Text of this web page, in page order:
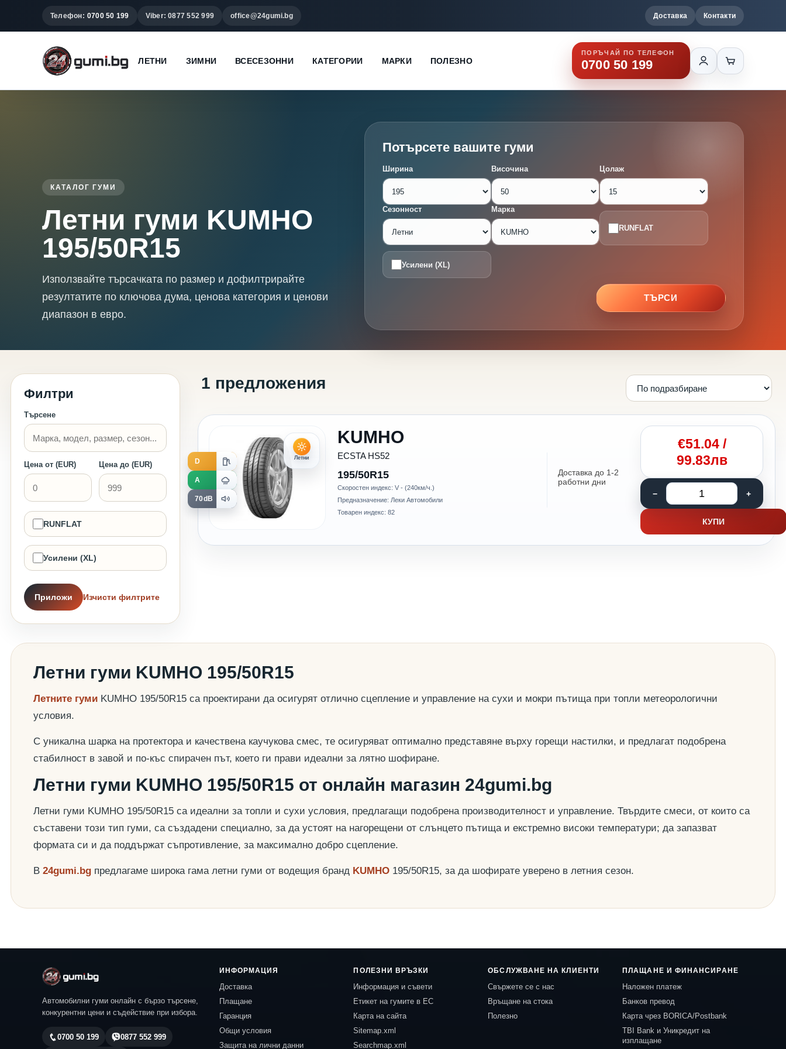
Телефон: 0700 50 199 Viber: 0877 552 999 office@24gumi.bg Доставка Контакти
ЛЕТНИ ЗИМНИ ВСЕСЕЗОННИ КАТЕГОРИИ МАРКИ ПОЛЕЗНО
ПОРЪЧАЙ ПО ТЕЛЕФОН
0700 50 199
КАТАЛОГ ГУМИ
Летни гуми KUMHO
195/50R15
Използвайте търсачката по размер и дофилтрирайте
резултатите по ключова дума, ценова категория и ценови
диапазон в евро.
Потърсете вашите гуми
Ширина Височина Цолаж
Сезонност Марка
RUNFLAT
Усилени (XL)
ТЪРСИ
Филтри
Търсене
Цена от (EUR) Цена до (EUR)
RUNFLAT
Усилени (XL)
Приложи Изчисти филтрите
1 предложения
Летни
KUMHO
ECSTA HS52
195/50R15
D
A
70dB
Скоростен индекс: V - (240км/ч.)
Предназначение: Леки Автомобили
Товарен индекс: 82
Доставка до 1-2
работни дни
€51.04/
99.83лв
КУПИ
Летни гуми KUMHO 195/50R15
Летните гуми KUMHO 195/50R15 са проектирани да осигурят отлично сцепление и управление на сухи и мокри пътища при топли метеорологични
условия.
С уникална шарка на протектора и качествена каучукова смес, те осигуряват оптимално представяне върху горещи настилки, и предлагат подобрена
стабилност в завой и по-къс спирачен път, което ги прави идеални за лятно шофиране.
Летни гуми KUMHO 195/50R15 от онлайн магазин 24gumi.bg
Летни гуми KUMHO 195/50R15 са идеални за топли и сухи условия, предлагащи подобрена производителност и управление. Твърдите смеси, от които са
съставени този тип гуми, са създадени специално, за да устоят на нагорещени от слънцето пътища и екстремно високи температури; да запазват
формата си и да поддържат съпротивление, за максимално добро сцепление.
В 24gumi.bg предлагаме широка гама летни гуми от водещия бранд KUMHO 195/50R15, за да шофирате уверено в летния сезон.
Автомобилни гуми онлайн с бързо търсене,
конкурентни цени и съдействие при избора.
0700 50 199 0877 552 999
ИНФОРМАЦИЯ
Доставка
Плащане
Гаранция
Общи условия
Защита на лични данни
ПОЛЕЗНИ ВРЪЗКИ
Информация и съвети
Етикет на гумите в ЕС
Карта на сайта
Sitemap.xml
Searchmap.xml
ОБСЛУЖВАНЕ НА КЛИЕНТИ
Свържете се с нас
Връщане на стока
Полезно
ПЛАЩАНЕ И ФИНАНСИРАНЕ
Наложен платеж
Банков превод
Карта чрез BORICA/Postbank
TBI Bank и Уникредит на
изплащане